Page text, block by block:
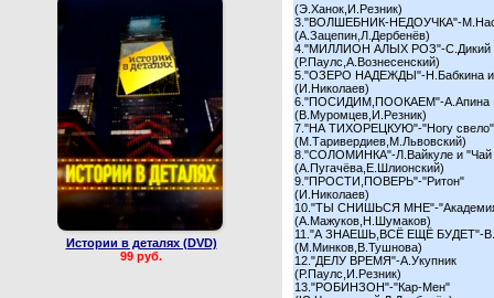
Истории в деталях (DVD)
99 руб.
(Э.Ханок,И.Резник)
3."ВОЛШЕБНИК-НЕДОУЧКА"-
(А.Зацепин,Л.Дербенёв)
4."МИЛЛИОН АЛЫХ РОЗ"-С.Дикий
(Р.Паулс,А.Вознесенский)
5."ОЗЕРО НАДЕЖДЫ"-Н.Бабкина и
(И.Николаев)
6."ПОСИДИМ,ПООКАЕМ"-А.Апина
(В.Муромцев,И.Резник)
7."НА ТИХОРЕЦКУЮ"-"Ногу свело"
(М.Таривердиев,М.Львовский)
8."СОЛОМИНКА"-Л.Вайкуле и "Чай
(А.Пугачёва,Е.Шлионский)
9."ПРОСТИ,ПОВЕРЬ"-"Ритон"
(И.Николаев)
10."ТЫ СНИШЬСЯ МНЕ"-
(А.Мажуков,Н.Шумаков)
11."А ЗНАЕШЬ,ВСЁ ЕЩЁ БУДЕТ"-
(М.Минков,В.Тушнова)
12."ДЕЛУ ВРЕМЯ"-А.Укупник
(Р.Паулс,И.Резник)
13."РОБИНЗОН"-"Кар-Мен"